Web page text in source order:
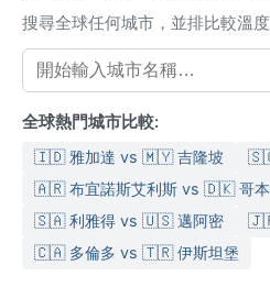
搜尋全球任何城市，並排比較溫
全球熱門城市比較:
🇮🇩 雅加達 vs 🇲🇾 吉隆坡
🇦🇷 布宜諾斯艾利斯 vs 🇩🇰 哥本
🇸🇦 利雅得 vs 🇺🇸 邁阿密
🇨🇦 多倫多 vs 🇹🇷 伊斯坦堡